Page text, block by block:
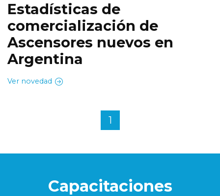
Estadísticas de
comercialización de
Ascensores nuevos en
Argentina
Ver novedad
1
Capacitaciones